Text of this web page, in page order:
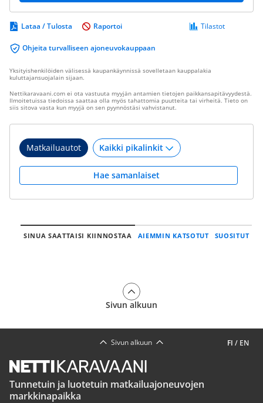
Lataa / Tulosta
Ohjeita turvalliseen ajoneuvokauppaan
Tilastot
Raportoi
Yksityishenkilöiden välisessä kaupankäynnissä sovelletaan kauppalakia
kuluttajansuojalain sijaan.
Nettikaravaani.com ei ota vastuuta myyjän antamien tietojen paikkansapitävyydestä.
Ilmoitetuissa tiedoissa saattaa olla myös tahattomia puutteita tai virheitä. Tieto on
siis sitova vasta kun myyjä on sen pyynnöstäsi vahvistanut.
Matkailuautot
Hae samanlaiset
SINUA SAATTAISI KIINNOSTAA AIEMMIN KATSOTUT SUOSITUT
Sivun alkuun
FI / EN
Sivun alkuun
Tunnetuin ja luotetuin matkailuajoneuvojen
markkinapaikka